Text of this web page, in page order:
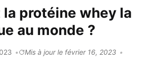
protéine whey la
au monde ?
Mis à jour le février 16, 2023